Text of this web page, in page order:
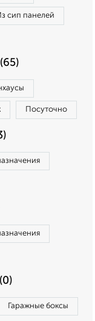
сип панелей
Посуточно
Гаражные боксы